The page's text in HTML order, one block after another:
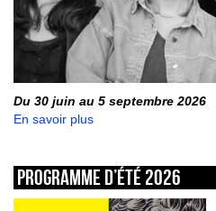
Du 30 juin au 5 septembre 2026
En savoir plus
Programme d’été 2026